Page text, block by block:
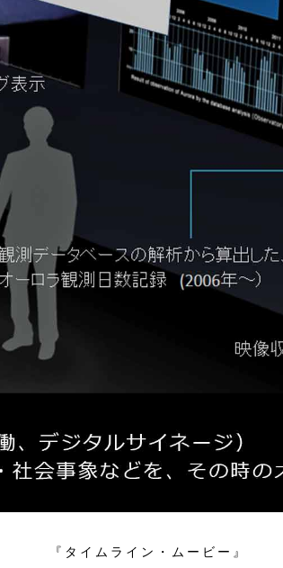
『タイムライン・ムービー』